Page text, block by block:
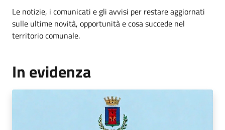
Le notizie, i comunicati e gli avvisi per restare aggiornati
sulle ultime novità, opportunità e cosa succede nel
territorio comunale.
In evidenza